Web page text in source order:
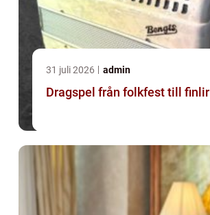
31 juli 2026 admin
Dragspel från folkfest till finlir